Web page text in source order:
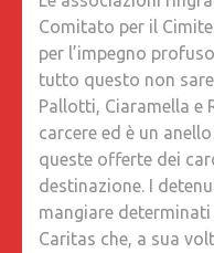
Comitato per il
per l’impegno
tutto questo non
Pallotti, Ciaramella e
carcere ed è un
queste offerte dei
destinazione. I
mangiare
Caritas che, a sua